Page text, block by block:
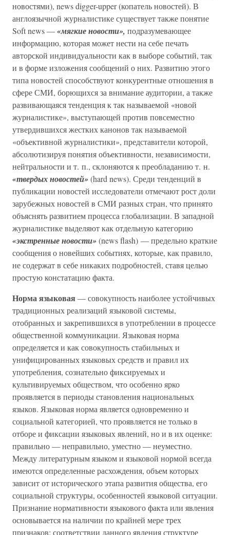
новостями), news digger-upper (копатель новостей). В
англоязычной журналистике существует также понятие
Soft news —«мягкие новости», подразумевающее
информацию, которая может нести на себе печать
авторской индивидуальности как в выборе событий, так
и в форме изложения сообщений о них. Развитию этого
типа новостей способствуют конкурентные отношения в
сфере СМИ, борющихся за внимание аудитории, а также
развивающаяся тенденция к так называемой «новой
журналистике», выступающей против повсеместно
утвердившихся жестких канонов так называемой
«объективной журналистики», представители которой,
абсолютизируя понятия объективности, независимости,
нейтральности и т. п., склоняются к преобладанию т. н.
«твердых новостей»(hard news). Среди тенденций в
публикации новостей исследователи отмечают рост доли
зарубежных новостей в СМИ разных стран, что принято
объяснять развитием процесса глобализации. В западной
журналистике выделяют как отдельную категорию
«экстренные новости»(news flash) — предельно краткие
сообщения о новейших событиях, которые, как правило,
не содержат в себе никаких подробностей, ставя целью
простую констатацию факта.
Норма языковая — совокупность наиболее устойчивых
традиционных реализаций языковой системы,
отобранных и закрепившихся в употреблении в процессе
общественной коммуникации. Языковая норма
определяется и как совокупность стабильных и
унифицированных языковых средств и правил их
употребления, сознательно фиксируемых и
культивируемых обществом, что особенно ярко
проявляется в периоды становления национальных
языков. Языковая норма является одновременно и
социальной категорией, что проявляется не только в
отборе и фиксации языковых явлений, но и в их оценке:
правильно — неправильно, уместно — неуместно.
Между литературным языком и языковой нормой всегда
имеются определенные расхождения, объем которых
зависит от исторического этапа развития общества, его
социальной структуры, особенностей языковой ситуации.
Признание нормативности языкового факта или явления
основывается на наличии по крайней мере трех
признаков: соответствии данного явления структуре